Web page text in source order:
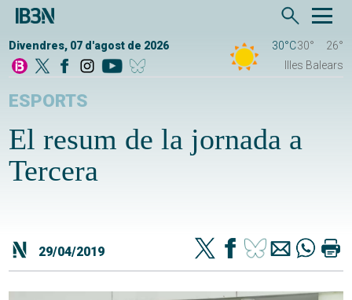
Divendres, 07 d'agost de 2026 30°C30°
26°
Illes Balears
ESPORTS
El resum de la jornada a
Tercera
29/04/2019